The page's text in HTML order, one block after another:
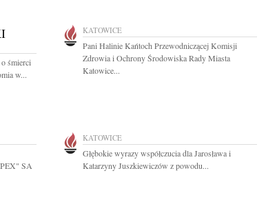
śmierci
w...
KATOWICE
Pani Halinie Kańtoch Przewodniczącej Komisji
Zdrowia i Ochrony Środowiska Rady Miasta
Katowice...
SA
KATOWICE
Głębokie wyrazy współczucia dla Jarosława i
Katarzyny Juszkiewiczów z powodu...